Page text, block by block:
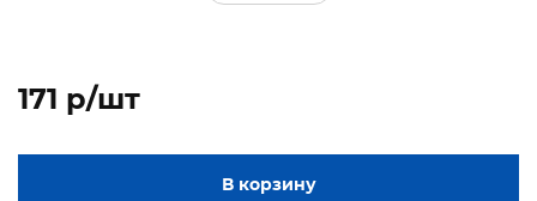
171 p/шт
В корзину